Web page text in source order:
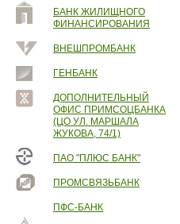
БАНК ЖИЛИЩНОГО
ФИНАНСИРОВАНИЯ
ВНЕШПРОМБАНК
ГЕНБАНК
ДОПОЛНИТЕЛЬНЫЙ
ОФИС ПРИМСОЦБАНКА
(ЦО УЛ. МАРШАЛА
ЖУКОВА, 74/1)
ПАО "ПЛЮС БАНК"
ПРОМСВЯЗЬБАНК
ПФС-БАНК